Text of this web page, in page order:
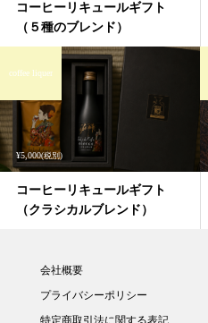
コーヒーリキュールギフト
（５種のブレンド）
¥5,000(税別)
コーヒーリキュールギフト
（クラシカルブレンド）
coffee liquer
会社概要
プライバシーポリシー
特定商取引法に関する表記